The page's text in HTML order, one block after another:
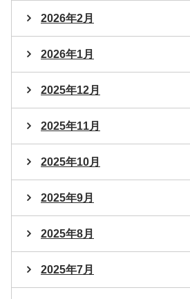
2026年2月
2026年1月
2025年12月
2025年11月
2025年10月
2025年9月
2025年8月
2025年7月